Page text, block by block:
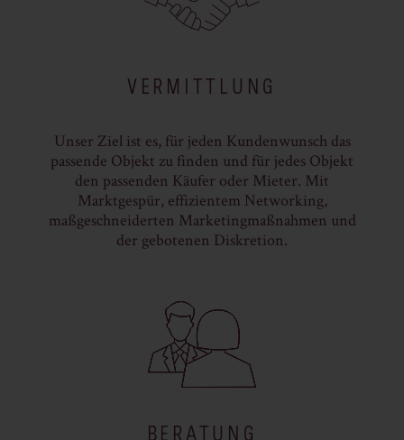
VERMITTLUNG
Unser Ziel ist es, für jeden Kundenwunsch das
passende Objekt zu finden und für jedes Objekt
den passenden Käufer oder Mieter. Mit
Marktgespür, effizientem Networking,
maßgeschneiderten Marketingmaßnahmen und
der gebotenen Diskretion.
BERATUNG